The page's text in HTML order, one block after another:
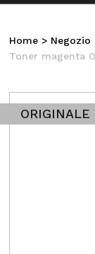
Home > Negozio
Toner magenta
ORIGINALE